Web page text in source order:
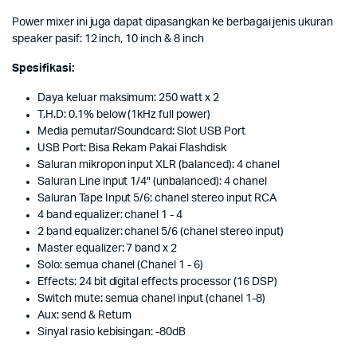
Power mixer ini juga dapat dipasangkan ke berbagai jenis ukuran
speaker pasif: 12 inch, 10 inch & 8 inch
Spesifikasi:
Daya keluar maksimum: 250 watt x 2
T.H.D: 0.1% below (1kHz full power)
Media pemutar/Soundcard: Slot USB Port
USB Port: Bisa Rekam Pakai Flashdisk
Saluran mikropon input XLR (balanced): 4 chanel
Saluran Line input 1/4" (unbalanced): 4 chanel
Saluran Tape Input 5/6: chanel stereo input RCA
4 band equalizer: chanel 1 - 4
2 band equalizer: chanel 5/6 (chanel stereo input)
Master equalizer: 7 band x 2
Solo: semua chanel (Chanel 1 - 6)
Effects: 24 bit digital effects processor (16 DSP)
Switch mute: semua chanel input (chanel 1-8)
Aux: send & Return
Sinyal rasio kebisingan: -80dB